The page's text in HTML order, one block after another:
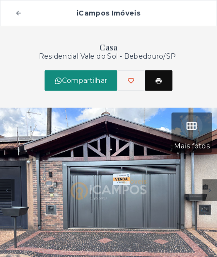
iCampos Imóveis
Casa
Residencial Vale do Sol - Bebedouro/SP
Compartilhar
Mais fotos